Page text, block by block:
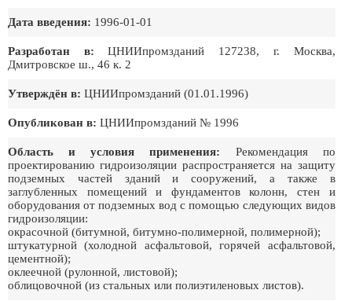
Дата введения: 1996-01-01
Разработан в: ЦНИИпромзданий 127238, г. Москва,
Дмитровское ш., 46 к. 2
Утверждён в: ЦНИИпромзданий (01.01.1996)
Опубликован в: ЦНИИпромзданий № 1996
Область и условия применения: Рекомендация по
проектированию гидроизоляции распространяется на защиту
подземных частей зданий и сооружений, а также в
заглубленных помещений и фундаментов колонн, стен и
оборудования от подземных вод с помощью следующих видов
гидроизоляции:
окрасочной (битумной, битумно-полимерной, полимерной);
штукатурной (холодной асфальтовой, горячей асфальтовой,
цементной);
оклеечной (рулонной, листовой);
облицовочной (из стальных или полиэтиленовых листов).